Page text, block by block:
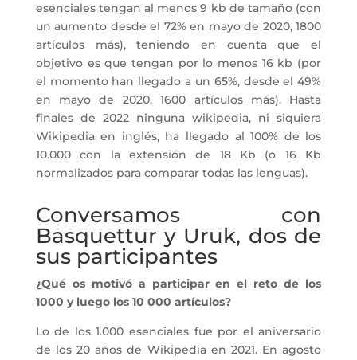
esenciales tengan al menos 9 kb de tamaño (con
un aumento desde el 72% en mayo de 2020, 1800
artículos más), teniendo en cuenta que el
objetivo es que tengan por lo menos 16 kb (por
el momento han llegado a un 65%, desde el 49%
en mayo de 2020, 1600 artículos más). Hasta
finales de 2022 ninguna wikipedia, ni siquiera
Wikipedia en inglés, ha llegado al 100% de los
10.000 con la extensión de 18 Kb (o 16 Kb
normalizados para comparar todas las lenguas).
Conversamos con
Basquettur y Uruk, dos de
sus participantes
¿Qué os motivó a participar en el reto de los
1000 y luego los 10 000 artículos?
Lo de los 1.000 esenciales fue por el aniversario
de los 20 años de Wikipedia en 2021. En agosto